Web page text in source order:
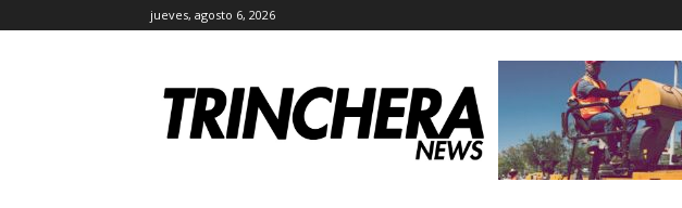
jueves, agosto 6, 2026